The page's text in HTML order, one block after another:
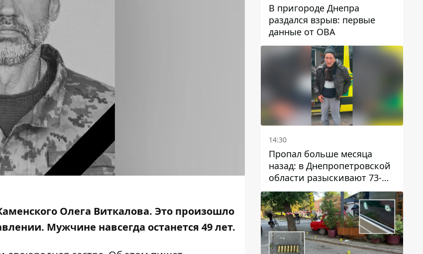
Олега Виткалова. Это произошло
Мужчине навсегда останется 49 лет.
В пригороде Днепра
раздался взрыв: первые
данные от ОВА
14:30
Пропал больше месяца
назад: в Днепропетровской
области разыскивают 73-
летнего мужчину